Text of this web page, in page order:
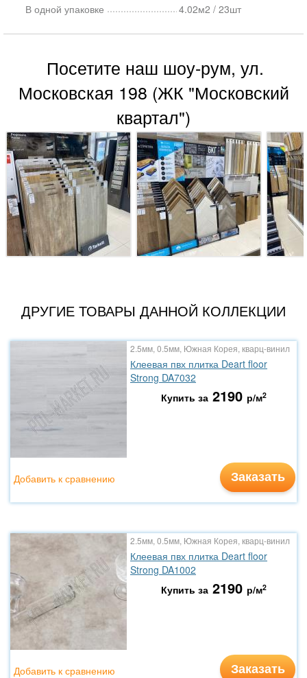
В одной упаковке 4.02м2 / 23шт
Посетите наш шоу-рум, ул.
Московская 198 (ЖК "Московский
квартал")
ДРУГИЕ ТОВАРЫ ДАННОЙ КОЛЛЕКЦИИ
2.5мм, 0.5мм, Южная Корея, кварц-винил
Клеевая пвх плитка Deart floor
Strong DA7032
Купить за 2190 р/м2
Заказать
Добавить к сравнению
2.5мм, 0.5мм, Южная Корея, кварц-винил
Клеевая пвх плитка Deart floor
Strong DA1002
Купить за 2190 р/м2
Заказать
Добавить к сравнению